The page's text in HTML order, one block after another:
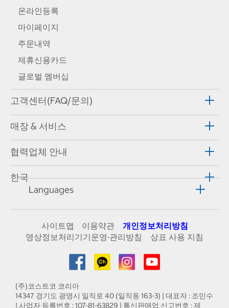
온라인등록
마이페이지
주문내역
제휴신용카드
글로벌 멤버십
고객센터(FAQ/문의)
매장 & 서비스
협력업체 안내
한국
Languages
사이트맵 이용약관
개인정보처리방침
영상정보처리기기운영·관리방침
상표 사용 지침
(주)코스트코 코리아
14347 경기도 광명시 일직로 40 (일직동 163-3) | 대표자 : 조민수
| 사업자 등록번호 : 107-81-63829 | 통신판매업 신고번호 : 제